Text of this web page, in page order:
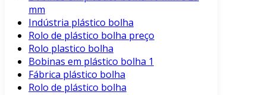
mm
Indústria plástico bolha
Rolo de plástico bolha preço
Rolo plastico bolha
Bobinas em plástico bolha 1
Fábrica plástico bolha
Rolo de plástico bolha